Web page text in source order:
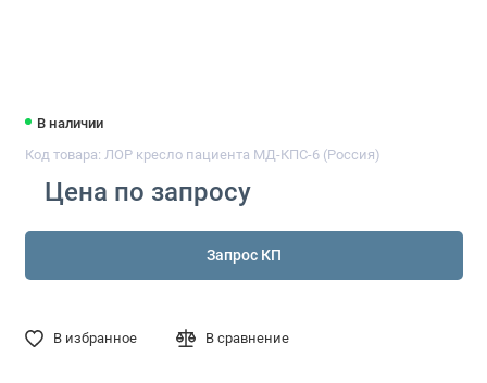
В наличии
Код товара: ЛОР кресло пациента МД-КПС-6 (Россия)
Цена по запросу
Запрос КП
В избранное В сравнение